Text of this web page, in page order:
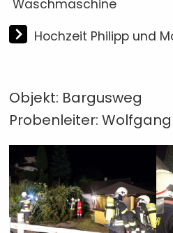
Waschmaschine
Hochzeit Philipp und
Objekt: Bargusweg
Probenleiter: Wolfgang